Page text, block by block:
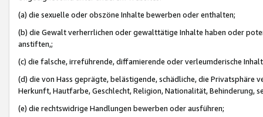
(a) die sexuelle oder obszöne Inhalte bewerben oder enthalten;
(b) die Gewalt verherrlichen oder gewalttätige Inhalte haben oder
anstiften,;
(c) die falsche, irreführende, diffamierende oder verleumderische
(d) die von Hass geprägte, belästigende, schädliche, die Privatsphäre
Herkunft, Hautfarbe, Geschlecht, Religion, Nationalität, Behinderung,
(e) die rechtswidrige Handlungen bewerben oder ausführen;